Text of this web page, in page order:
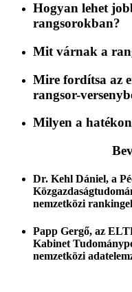
Hogyan lehet
rangsorokban?
Mit várnak a
Mire fordítsa az
rangsor-
Milyen a
Dr. Kehl Dániel, a
nemzetközi
Papp Gergő, az
Kabinet
nemzetközi